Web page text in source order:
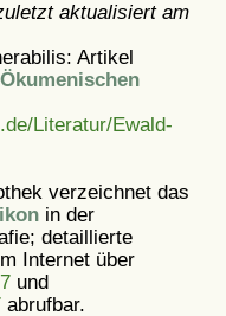
aktualisiert am
Artikel
Ökumenischen
Literatur/Ewald-
verzeichnet das
in der
detaillierte
Internet über
und
abrufbar.